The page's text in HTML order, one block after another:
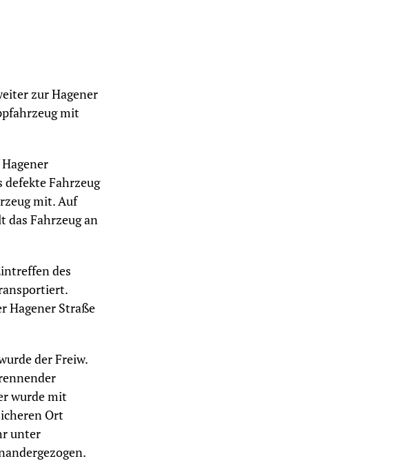
zur Hagener
mit
Fahrzeug
mit. Auf
das Fahrzeug an
des
Hagener Straße
der Freiw.
wurde mit
Ort
unter